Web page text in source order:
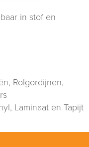
in stof en
Rolgordijnen,
Laminaat en Tapijt